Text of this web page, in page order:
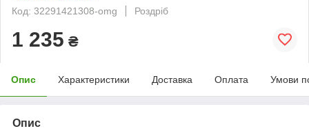
Код: 32291421308-omg
Роздріб
1 235 ₴
Опис Характеристики Доставка Оплата Умови
Опис